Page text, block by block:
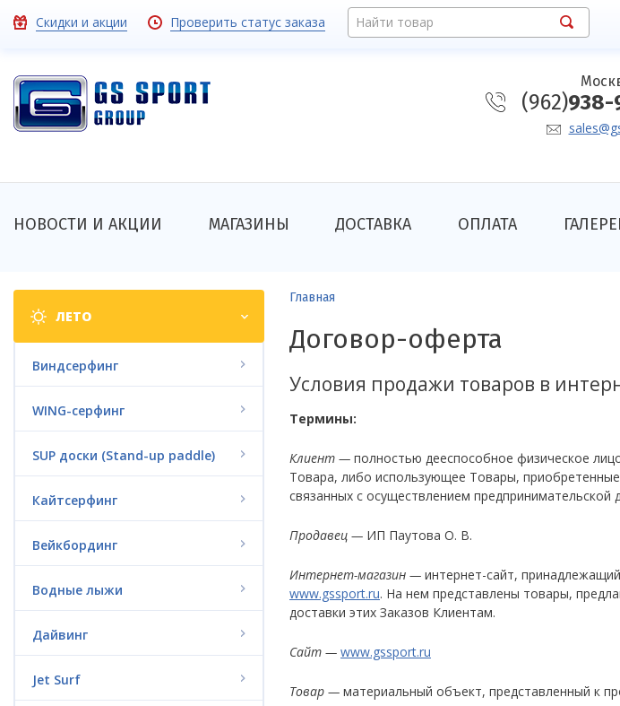
Toolbar
Скидки и акции Проверить статус заказа Найти товар
(962)938-
Основная
НОВОСТИ И АКЦИИ МАГАЗИНЫ ДОСТАВКА ОПЛАТА
categories
ЛЕТО
Виндсерфинг
WING-серфинг
SUP доски (Stand-up paddle)
Кайтсерфинг
Вейкбординг
Водные лыжи
Дайвинг
Jet Surf
Строка
навигации
Главная
Договор-оферта
Условия продажи товаров в
Термины:
Клиент — полностью дееспособное физическое
Товара, либо использующее Товары,
связанных с осуществлением предпринимательской
Продавец — ИП Паутова О. В.
Интернет-магазин — интернет-сайт,
www.gssport.ru. На нем представлены товары,
доставки этих Заказов Клиентам.
Сайт — www.gssport.ru
Товар — материальный объект, представленный к